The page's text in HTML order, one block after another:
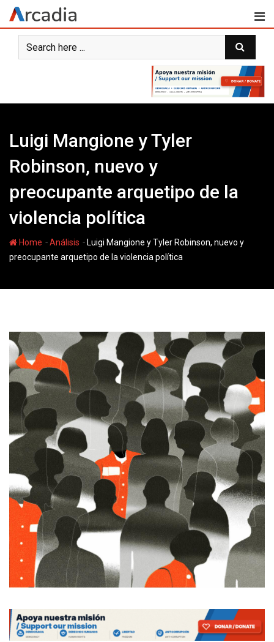
Skip
content
Luigi Mangione y Tyler
Robinson, nuevo y
preocupante arquetipo de la
violencia política
Home -Análisis - Luigi Mangione y Tyler Robinson, nuevo y
preocupante arquetipo de la violencia política